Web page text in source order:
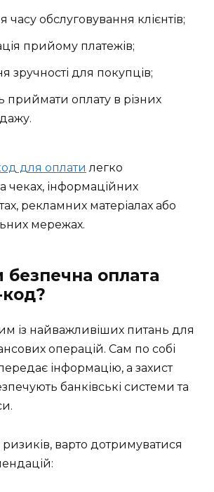
часу обслуговування клієнтів;
прийому платежів;
зручності для покупців;
приймати оплату в різних
для оплати легко
чеках, інформаційних
рекламних матеріалах або
мережах.
безпечна оплата
із найважливіших питань для
операцій. Сам по собі
інформацію, а захист
банківські системи та
варто дотримуватися